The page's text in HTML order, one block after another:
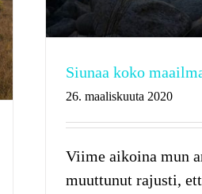
Siunaa koko
26. maaliskuuta 2020
Viime aikoina mun
muuttunut rajusti,